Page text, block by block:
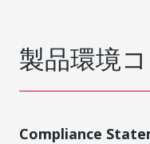
製品環境
Compliance